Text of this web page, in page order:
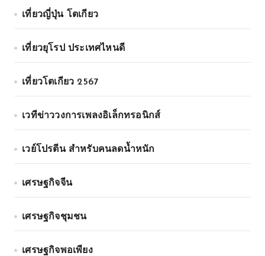
เที่ยวญี่ปุ่น โตเกียว
เที่ยวยุโรป ประเทศไหนดี
เที่ยวโตเกียว 2567
เวทีข่าววงการเพลงอิเล็กทรอนิกส์
เวย์โปรตีน สำหรับคนลดน้ำหนัก
เศรษฐกิจจีน
เศรษฐกิจชุมชน
เศรษฐกิจพอเพียง